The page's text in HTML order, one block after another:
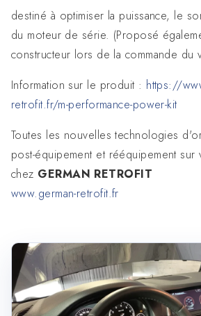
destiné à optimiser la puissance, le
du moteur de série. (Proposé
constructeur lors de la commande du
Information sur le produit : https://
retrofit.fr/m-performance-power-kit
Toutes les nouvelles technologies
post-équipement et rééquipement sur
chez GERMAN RETROFIT
www.german-retrofit.fr